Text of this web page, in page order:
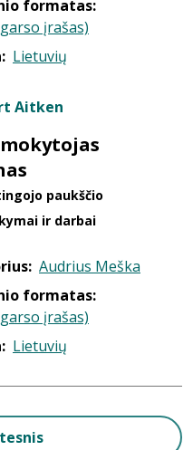
formatas:
įrašas)
Lietuvių
Aitken
paukščio
ir darbai
Audrius Meška
formatas:
įrašas)
Lietuvių